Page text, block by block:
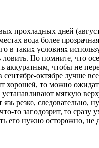
прохладных дней
вода более
в таких условиях
ловить. Но помните, что
аккуратным, чтобы не
октябре лучше
хорошей, то можно
мягкую
язь резко,
то заподозрит, то сразу
его нужно осторожно, не